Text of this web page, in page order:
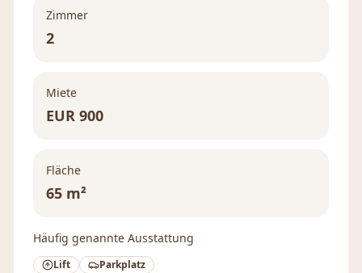
Zimmer
2
Miete
EUR 900
Fläche
65 m²
Häufig genannte Ausstattung
Lift Parkplatz